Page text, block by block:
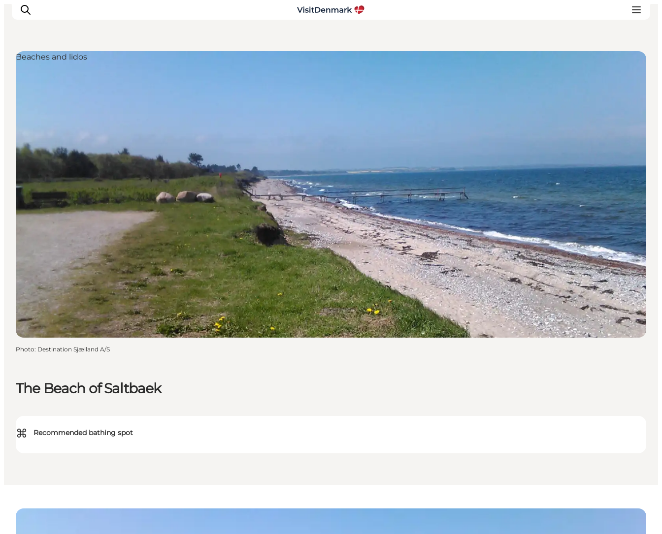
The Beach of Saltbaek
⌘ Recommended bathing spot
Beaches and lidos
Photo: Destination Sjælland A/S